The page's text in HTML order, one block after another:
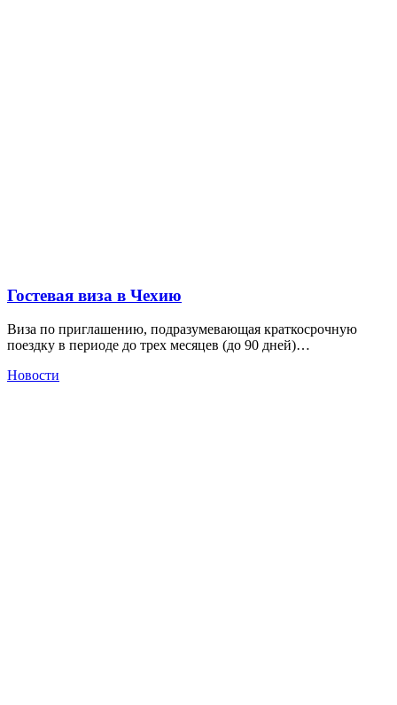
Гостевая виза в Чехию
Виза по приглашению, подразумевающая краткосрочную
поездку в периоде до трех месяцев (до 90 дней)…
Новости